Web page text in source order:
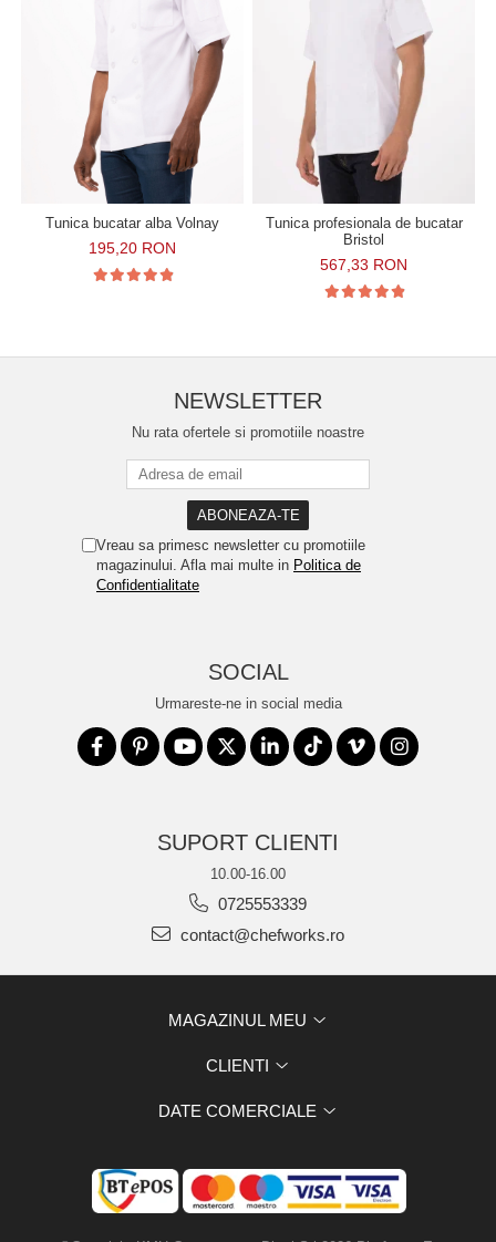
Tunica bucatar alba Volnay
195,20 RON
Tunica profesionala de bucatar
Bristol
567,33 RON
NEWSLETTER
Nu rata ofertele si promotiile noastre
Vreau sa primesc newsletter cu promotiile
magazinului. Afla mai multe in Politica de
Confidentialitate
SOCIAL
Urmareste-ne in social media
SUPORT CLIENTI
10.00-16.00
0725553339
contact@chefworks.ro
MAGAZINUL MEU
CLIENTI
DATE COMERCIALE